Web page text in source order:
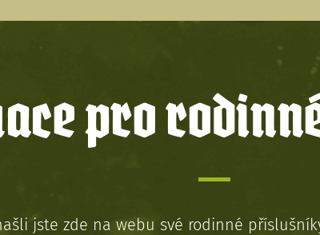
pro
jste zde na webu své rodinné